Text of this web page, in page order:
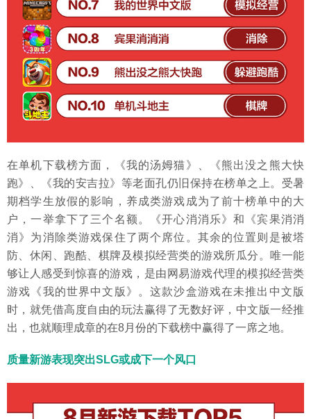
在单机下载榜方面，《我的汤姆猫》、《熊出没之熊大快
跑》、《我的安吉拉》等老面孔仍旧保持在榜单之上。受暑
期档学生放假的影响，养成类游戏成为了前十榜单中的大
户，一举拿下了三个名额。《开心消消乐》和《宾果消消
消》为消除类游戏保住了两个席位。其余的位置则是被塔
防、休闲、跑酷、棋牌及模拟经营类的游戏所瓜分。唯一能
够让人感受到惊喜的游戏，是由网易游戏代理的模拟经营类
游戏《我的世界中文版》。这款沙盒游戏在未推出中文版
时，就凭借高度自由的玩法赢得了无数好评，中文版一经推
出，也就顺理成章的在8月份的下载榜中赢得了一席之地。
质量新游表现突出SLG或成下一个风口